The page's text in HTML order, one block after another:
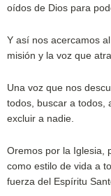
oídos de Dios para
Y así nos acercamos
misión y la voz que
Una voz que nos
todos, buscar a todos,
excluir a nadie.
Oremos por la Iglesia,
como estilo de vida a
fuerza del Espíritu